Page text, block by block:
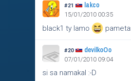
#21 lakco
15/01/2010 00:35
black1 ty lamo
#20 devilkoOo
07/01/2010 09:04
si sa namakal :-D